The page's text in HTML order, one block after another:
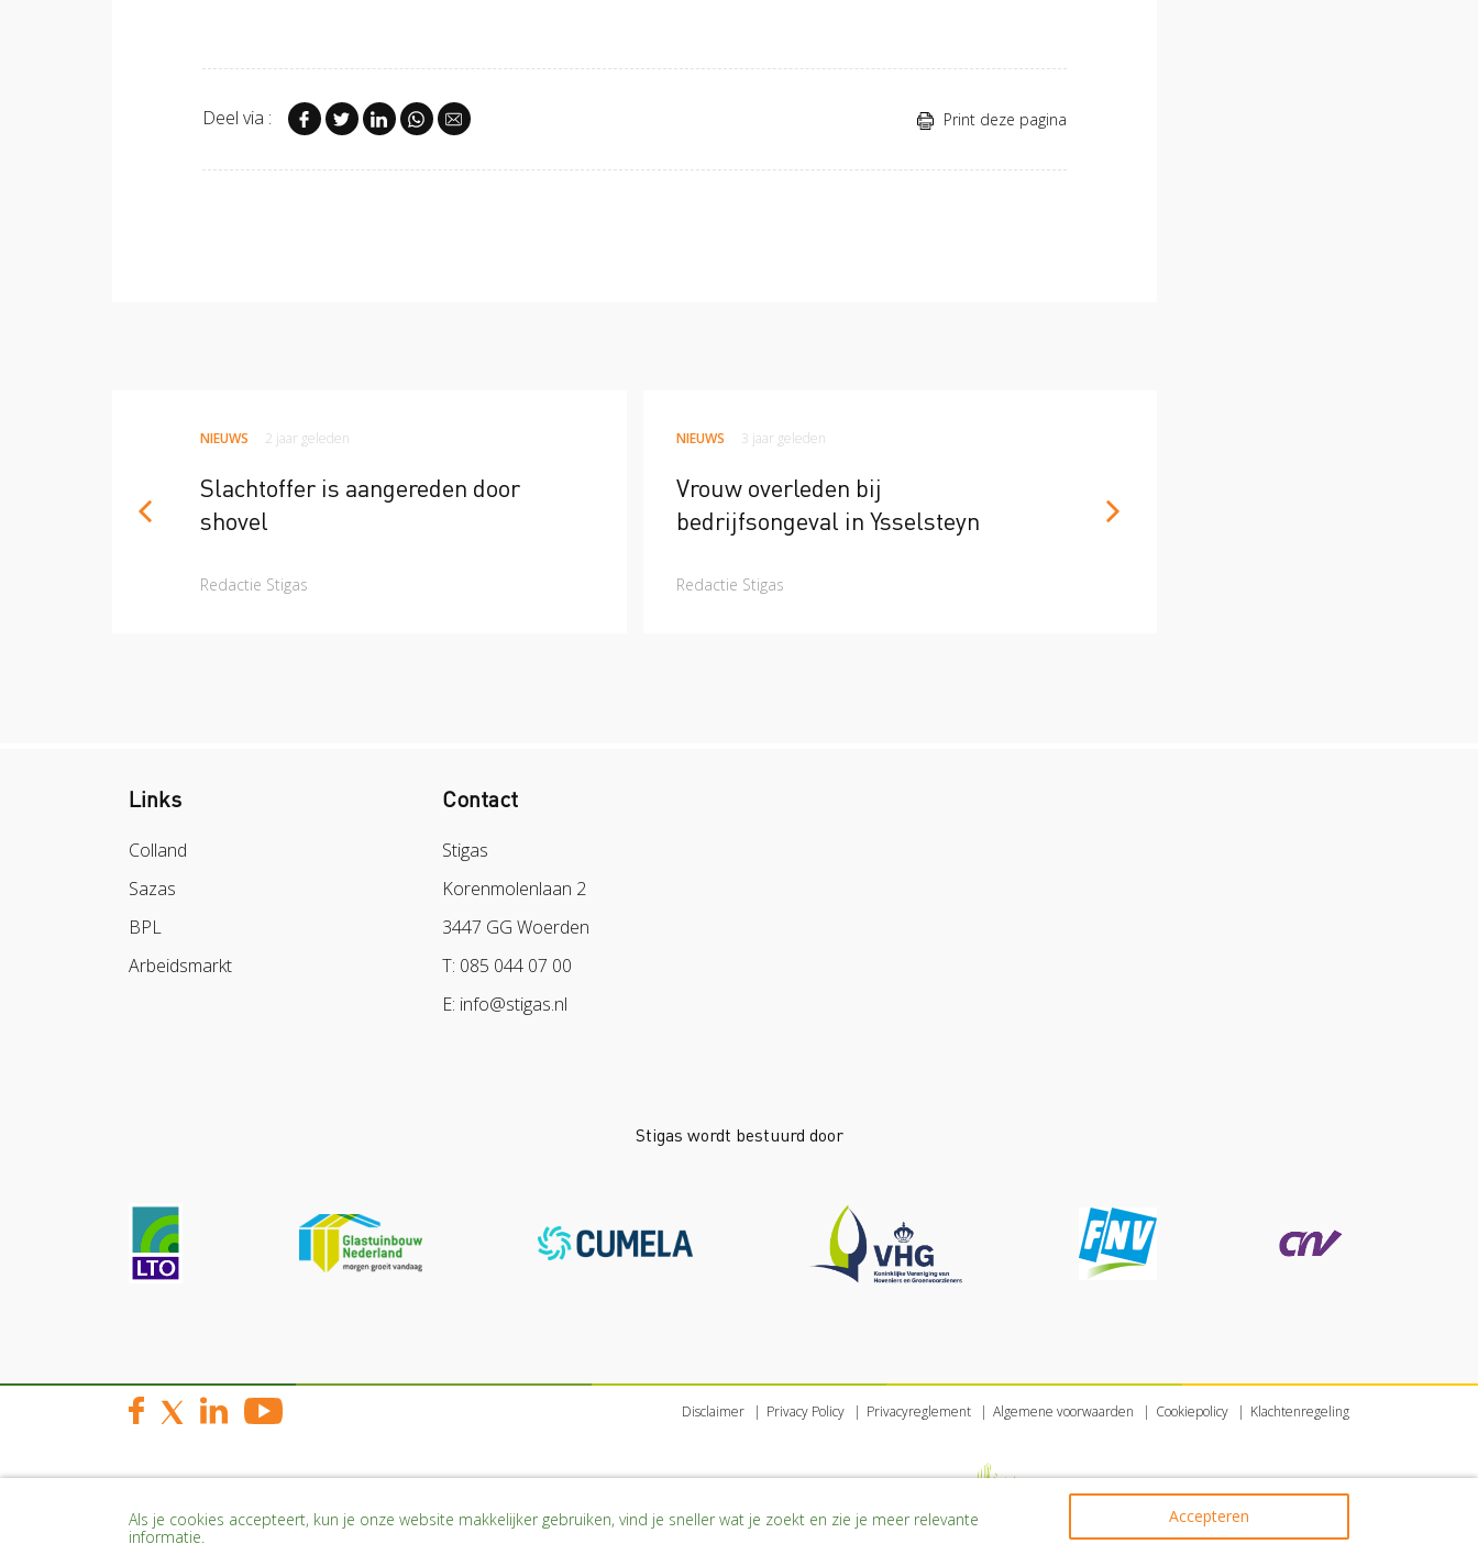
Deel via : Print deze pagina
NIEUWS 2 jaar geleden
Slachtoffer is aangereden door
shovel
Redactie Stigas
NIEUWS 3 jaar geleden
Vrouw overleden bij
bedrijfsongeval in Ysselsteyn
Redactie Stigas
Links
Colland
Sazas
BPL
Arbeidsmarkt
Contact
Stigas
Korenmolenlaan 2
3447 GG Woerden
T: 085 044 07 00
E: info@stigas.nl
Als je cookies accepteert, kun je onze website makkelijker gebruiken, vind je sneller wat je zoekt en zie je meer relevante
informatie.
Accepteren
Stigas wordt bestuurd door
Disclaimer Privacy Policy Privacyreglement Algemene voorwaarden Cookiepolicy Klachtenregeling